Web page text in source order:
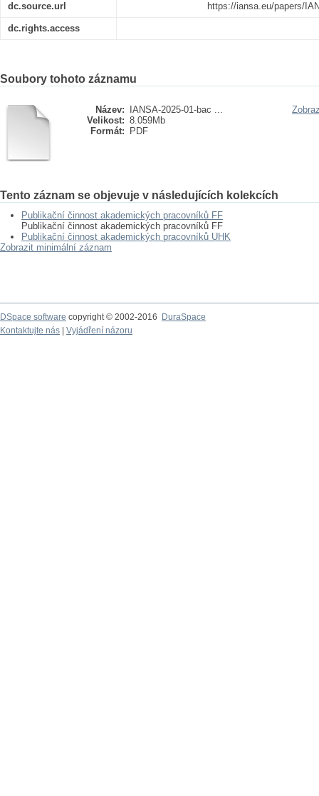
dc.source.url https://iansa.eu/papers/
dc.rights.access
Soubory tohoto záznamu
Název:
IANSA-2025-01-bac ...
Velikost: 8.059Mb
Formát:
PDF
Tento záznam se objevuje v následujících kolekcích
Publikační činnost akademických pracovníků FF
Publikační činnost akademických pracovníků FF
Publikační činnost akademických pracovníků UHK
Zobrazit minimální záznam
DSpace software copyright © 2002-2016
DuraSpace
Kontaktujte nás
Vyjádření názoru